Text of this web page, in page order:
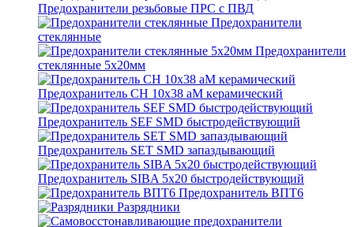
Предохранители резьбовые ПРС с ПВД
Предохранители
стеклянные
Предохранители
стеклянные 5х20мм
Предохранитель CH 10x38 aM керамический
Предохранитель SEF SMD быстродействующий
Предохранитель SET SMD запаздывающий
Предохранитель SIBA 5x20 быстродействующий
Предохранитель ВПТ6
Разрядники